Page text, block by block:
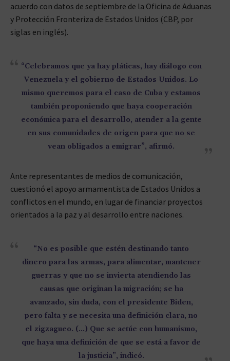
acuerdo con datos de septiembre de la Oficina de Aduanas
y Protección Fronteriza de Estados Unidos (CBP, por
siglas en inglés).
“Celebramos que ya hay pláticas, hay diálogo con
Venezuela y el gobierno de Estados Unidos. Lo
mismo queremos para el caso de Cuba y estamos
también proponiendo que haya cooperación
económica para el desarrollo, atender a la gente
en sus comunidades de origen para que no se
vean obligados a emigrar”, afirmó.
Ante representantes de medios de comunicación,
cuestionó el apoyo armamentista de Estados Unidos a
conflictos en el mundo, en lugar de financiar proyectos
orientados a la paz y al desarrollo entre naciones.
“No es posible que estén destinando tanto
dinero para las armas, para alimentar, mantener
guerras y que no se invierta atendiendo las
causas que originan la migración; se ha
avanzado, sin duda, con el presidente Biden,
pero falta y se necesita una definición clara, no
el zigzagueo. (…) Que se actúe con humanismo,
que haya una definición de que se está a favor de
la justicia”, indicó.